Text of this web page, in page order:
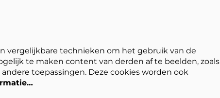
& voorwaarden
vergelijkbare technieken om het gebruik van de
te maken content van derden af te beelden, zoals
toepassingen. Deze cookies worden ook